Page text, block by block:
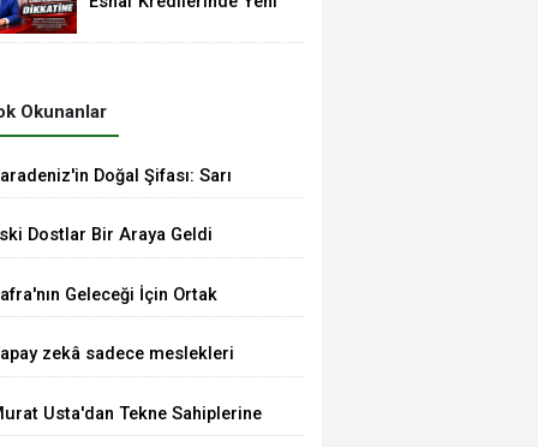
Milyon TL’ye Yükseldi
Okunanlar
Doğal Şifası: Sarı
Dostlar Bir Araya Geldi
Geleceği İçin Ortak
Ziyareti
zekâ sadece meslekleri
Usta'dan Tekne Sahiplerine